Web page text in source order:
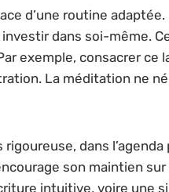
d’une routine adaptée.
dans soi-même.
exemple, consacrer ce
La méditation ne
dans
son maintien
intuitive, voire une